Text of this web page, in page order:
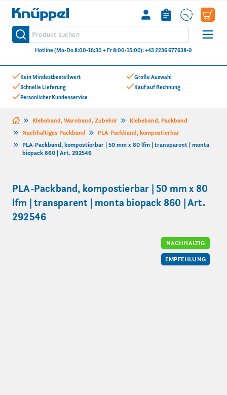
Kein Mindestbestellwert
Schnelle Lieferung
Persönlicher Kundenservice
Große Auswahl
Kauf auf Rechnung
Knüppel
Produkt suchen
Suche
Hotline (Mo-Do 8:00-16:30 + Fr 8:00-15:00): +43 2236 677638-0
Zum Inhalt springen
Klebeband, Warnband, Zubehör
Klebeband, Packband
Nachhaltiges Packband
PLA-Packband, kompostierbar
PLA-Packband, kompostierbar | 50 mm x 80 lfm | transparent | monta
biopack 860 | Art. 292546
PLA-Packband, kompostierbar | 50 mm x 80
lfm | transparent | monta biopack 860 | Art.
292546
NACHHALTIG
EMPFEHLUNG